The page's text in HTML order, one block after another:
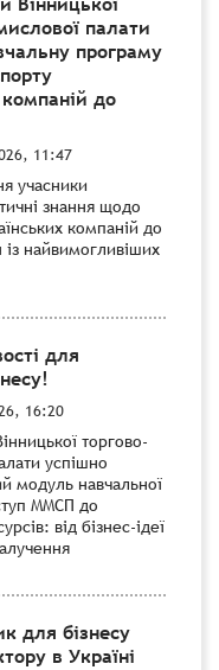
палати
програму
до
11:47
учасники
знання щодо
компаній до
найвимогливіших
для
16:20
торгово-
успішно
модуль навчальної
ММСП до
від бізнес-ідеї
для бізнесу
в Україні